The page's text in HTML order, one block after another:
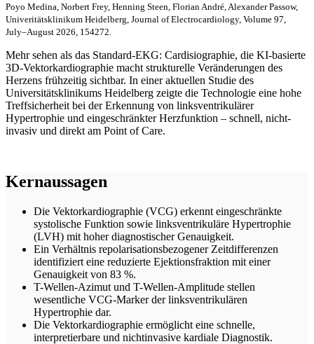
Poyo Medina, Norbert Frey, Henning Steen, Florian André, Alexander Passow,
Univeritätsklinikum Heidelberg, Journal of Electrocardiology, Volume 97,
July–August 2026, 154272.
Mehr sehen als das Standard-EKG: Cardisiographie, die KI-basierte
3D-Vektorkardiographie macht strukturelle Veränderungen des
Herzens frühzeitig sichtbar. In einer aktuellen Studie des
Universitätsklinikums Heidelberg zeigte die Technologie eine hohe
Treffsicherheit bei der Erkennung von linksventrikulärer
Hypertrophie und eingeschränkter Herzfunktion – schnell, nicht-
invasiv und direkt am Point of Care.
Kernaussagen
Die Vektorkardiographie (VCG) erkennt eingeschränkte
systolische Funktion sowie linksventrikuläre Hypertrophie
(LVH) mit hoher diagnostischer Genauigkeit.
Ein Verhältnis repolarisationsbezogener Zeitdifferenzen
identifiziert eine reduzierte Ejektionsfraktion mit einer
Genauigkeit von 83 %.
T-Wellen-Azimut und T-Wellen-Amplitude stellen
wesentliche VCG-Marker der linksventrikulären
Hypertrophie dar.
Die Vektorkardiographie ermöglicht eine schnelle,
interpretierbare und nichtinvasive kardiale Diagnostik.